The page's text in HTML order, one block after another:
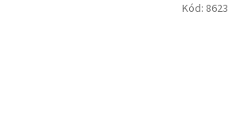
Kód: 8623